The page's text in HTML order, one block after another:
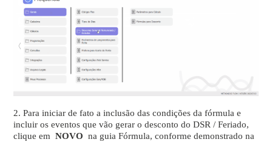
2. Para iniciar de fato a inclusão das condições da fórmula e
incluir os eventos que vão gerar o desconto do DSR / Feriado,
clique emNOVO na guia Fórmula, conforme demonstrado na